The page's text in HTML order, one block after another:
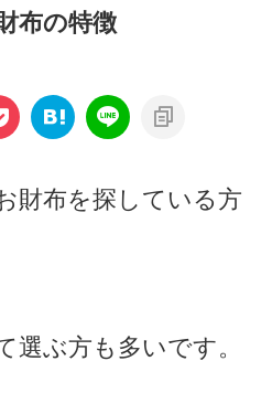
布の特徴
財布を探している方
選ぶ方も多いです。